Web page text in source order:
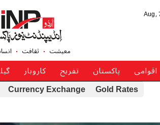
Aug,
معیشت ثقافت
پاکستان تفریح کاروبار
Gold Rates
Currency Exchange